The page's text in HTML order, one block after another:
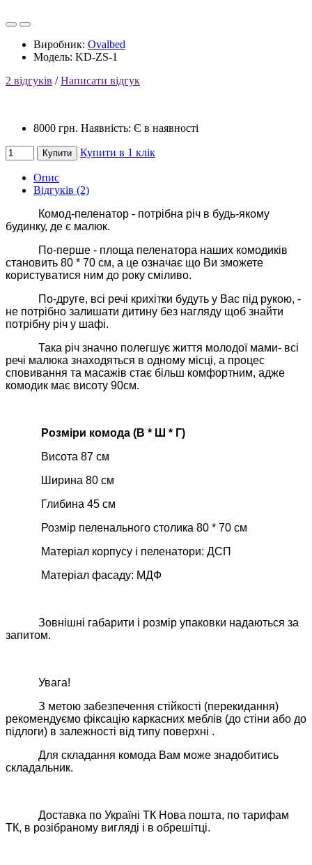
Виробник: Ovalbed
Модель: KD-ZS-1
2 відгуків /Написати відгук
8000 грн. Наявність: Є в наявності
Купити Купити в 1 клік
Опис
Відгуків (2)
Комод-пеленатор - потрібна річ в будь-якому
будинку, де є малюк.
По-перше - площа пеленатора наших комодиків
становить 80 * 70 см, а це означає що Ви зможете
користуватися ним до року сміливо.
По-друге, всі речі крихітки будуть у Вас під рукою, -
не потрібно залишати дитину без нагляду щоб знайти
потрібну річ у шафі.
Така річ значно полегшує життя молодої мами- всі
речі малюка знаходяться в одному місці, а процес
сповивання та масажів стає більш комфортним, адже
комодик має висоту 90см.
Розміри комода (В * Ш * Г)
Висота 87 см
Ширина 80 см
Глибина 45 см
Розмір пеленального столика 80 * 70 см
Матеріал корпусу і пеленатори: ДСП
Матеріал фасаду: МДФ
Зовнішні габарити і розмір упаковки надаються за
запитом.
Увага!
З метою забезпечення стійкості (перекидання)
рекомендуємо фіксацію каркасних меблів (до стіни або до
підлоги) в залежності від типу поверхні .
Для складання комода Вам може знадобитись
складальник.
Доставка по Україні ТК Нова пошта, по тарифам
ТК, в розібраному вигляді і в обрешітці.